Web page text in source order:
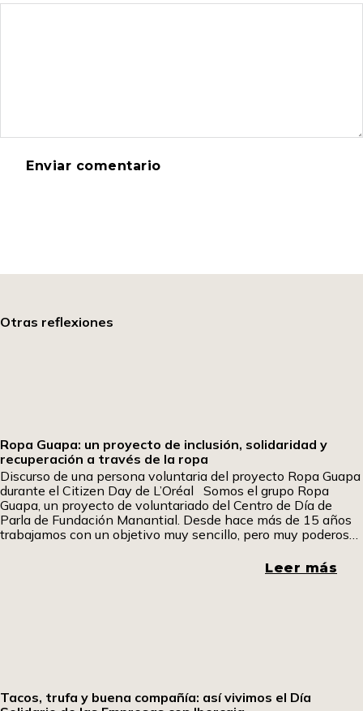
Otras reflexiones
Ropa Guapa: un proyecto de inclusión, solidaridad y
recuperación a través de la ropa
Discurso de una persona voluntaria del proyecto Ropa Guapa
durante el Citizen Day de L’Oréal Somos el grupo Ropa
Guapa, un proyecto de voluntariado del Centro de Día de
Parla de Fundación Manantial. Desde hace más de 15 años
trabajamos con un objetivo muy sencillo, pero muy poderoso:
Leer más
Tacos, trufa y buena compañía: así vivimos el Día